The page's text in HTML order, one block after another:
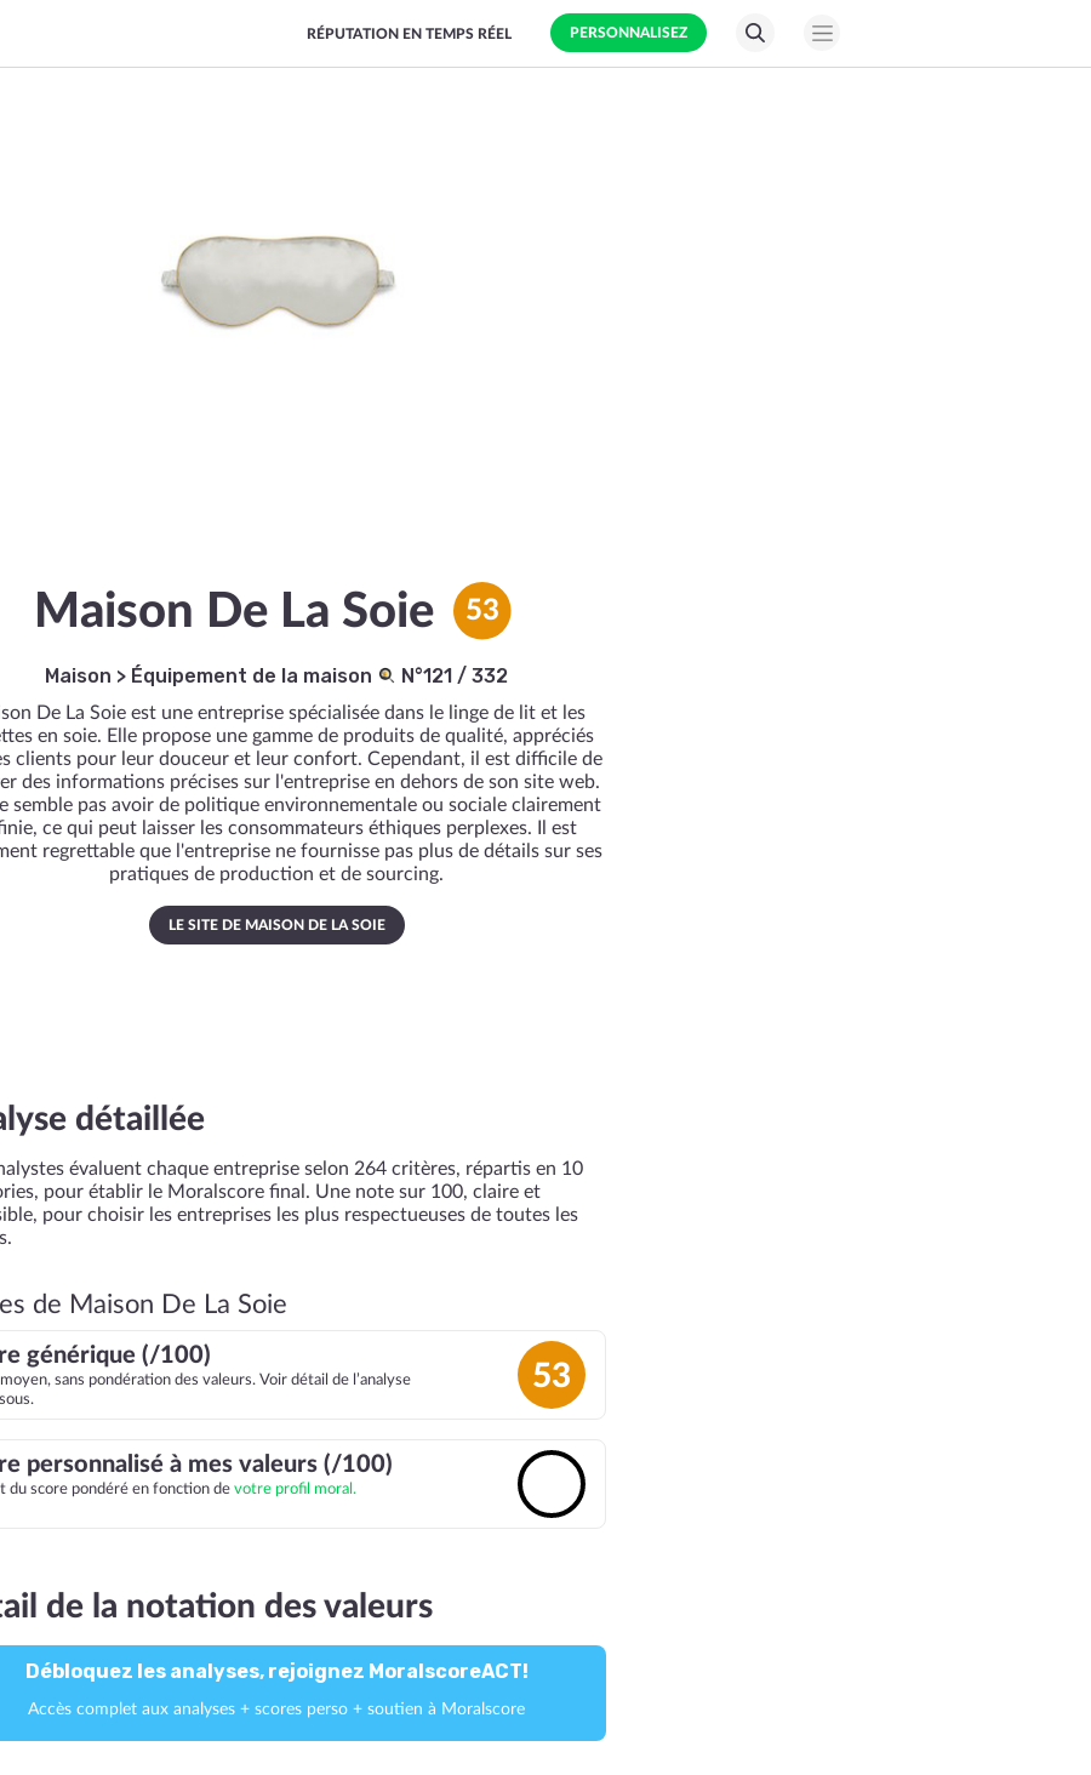
PERSONNALISEZ
RÉPUTATION EN TEMPS RÉEL
Maison De La Soie 53
Maison > Équipement de la maison N°121 / 332
De La Soie est une entreprise spécialisée dans le linge de lit et les
en soie. Elle propose une gamme de produits de qualité, appréciés
clients pour leur douceur et leur confort. Cependant, il est difficile de
des informations précises sur l'entreprise en dehors de son site web.
semble pas avoir de politique environnementale ou sociale clairement
ce qui peut laisser les consommateurs éthiques perplexes. Il est
regrettable que l'entreprise ne fournisse pas plus de détails sur ses
pratiques de production et de sourcing.
LE SITE DE MAISON DE LA SOIE
détaillée
évaluent chaque entreprise selon 264 critères, répartis en 10
pour établir le Moralscore final. Une note sur 100, claire et
pour choisir les entreprises les plus respectueuses de toutes les
de Maison De La Soie
générique (/100)
sans pondération des valeurs. Voir détail de l’analyse
53
personnalisé à mes valeurs (/100)
du score pondéré en fonction de votre profil moral.
de la notation des valeurs
Débloquez les analyses, rejoignez MoralscoreACT!
Accès complet aux analyses + scores perso + soutien à Moralscore